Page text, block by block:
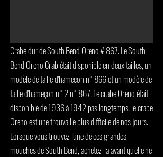
Crabe dur de South Bend Oreno # 867. Le South
Bend Oreno Crab était disponible en deux tailles, un
modèle de taille d'hameçon n° 866 et un modèle de
taille d'hameçon n° 2 n° 867. Le crabe Oreno était
disponible de 1936 à 1942 pas longtemps, le crabe
Oreno est une trouvaille plus difficile de nos jours.
Lorsque vous trouvez l'une de ces grandes
mouches de South Bend, achetez-la avant qu'elle ne